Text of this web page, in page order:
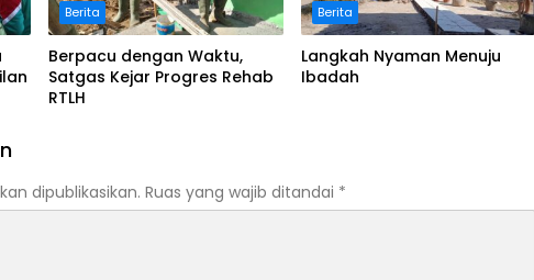
Berita
Berpacu dengan Waktu,
Satgas Kejar Progres Rehab
RTLH
Berita
Langkah Nyaman Menuju
Ibadah
dipublikasikan. Ruas yang wajib ditandai *